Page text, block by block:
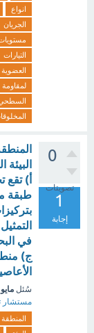
انواع
الجريان
التيارات
العضوية
لمقاومة
0
تصويتات
1
إجابة
أ) تقع
طبقة
ج)
سُئل مايو 18
مستشار
المنطقة